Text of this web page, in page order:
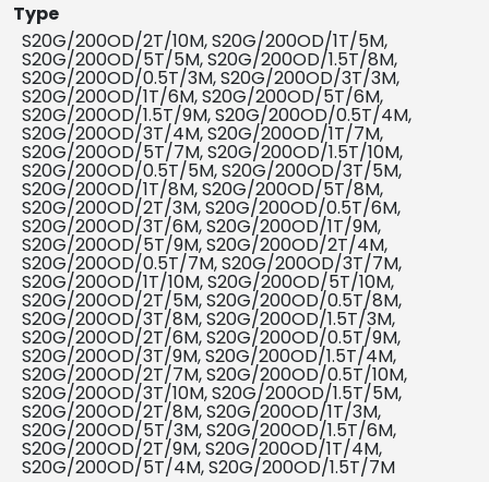
Type
S20G/200OD/2T/10M, S20G/200OD/1T/5M,
S20G/200OD/5T/5M, S20G/200OD/1.5T/8M,
S20G/200OD/0.5T/3M, S20G/200OD/3T/3M,
S20G/200OD/1T/6M, S20G/200OD/5T/6M,
S20G/200OD/1.5T/9M, S20G/200OD/0.5T/4M,
S20G/200OD/3T/4M, S20G/200OD/1T/7M,
S20G/200OD/5T/7M, S20G/200OD/1.5T/10M,
S20G/200OD/0.5T/5M, S20G/200OD/3T/5M,
S20G/200OD/1T/8M, S20G/200OD/5T/8M,
S20G/200OD/2T/3M, S20G/200OD/0.5T/6M,
S20G/200OD/3T/6M, S20G/200OD/1T/9M,
S20G/200OD/5T/9M, S20G/200OD/2T/4M,
S20G/200OD/0.5T/7M, S20G/200OD/3T/7M,
S20G/200OD/1T/10M, S20G/200OD/5T/10M,
S20G/200OD/2T/5M, S20G/200OD/0.5T/8M,
S20G/200OD/3T/8M, S20G/200OD/1.5T/3M,
S20G/200OD/2T/6M, S20G/200OD/0.5T/9M,
S20G/200OD/3T/9M, S20G/200OD/1.5T/4M,
S20G/200OD/2T/7M, S20G/200OD/0.5T/10M,
S20G/200OD/3T/10M, S20G/200OD/1.5T/5M,
S20G/200OD/2T/8M, S20G/200OD/1T/3M,
S20G/200OD/5T/3M, S20G/200OD/1.5T/6M,
S20G/200OD/2T/9M, S20G/200OD/1T/4M,
S20G/200OD/5T/4M, S20G/200OD/1.5T/7M